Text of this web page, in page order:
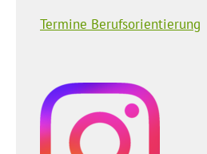
Termine Berufsorientierung